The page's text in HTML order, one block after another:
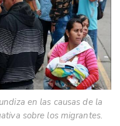
en las causas de la
sobre los migrantes.